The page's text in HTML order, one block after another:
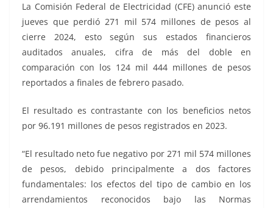
La Comisión Federal de Electricidad (CFE) anunció este
jueves que perdió 271 mil 574 millones de pesos al
cierre 2024, esto según sus estados financieros
auditados anuales, cifra de más del doble en
comparación con los 124 mil 444 millones de pesos
reportados a finales de febrero pasado.
El resultado es contrastante con los beneficios netos
por 96.191 millones de pesos registrados en 2023.
“El resultado neto fue negativo por 271 mil 574 millones
de pesos, debido principalmente a dos factores
fundamentales: los efectos del tipo de cambio en los
arrendamientos reconocidos bajo las Normas